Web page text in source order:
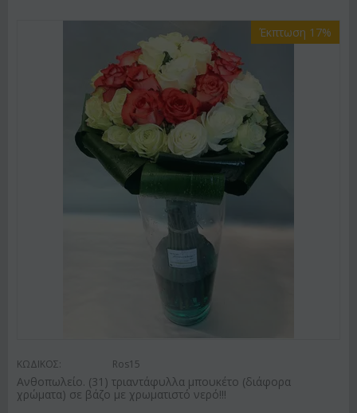
Έκπτωση 17%
ΚΩΔΙΚΟΣ: Ros15
Ανθοπωλείο. (31) τριαντάφυλλα μπουκέτο (διάφορα
χρώματα) σε βάζο με χρωματιστό νερό!!!